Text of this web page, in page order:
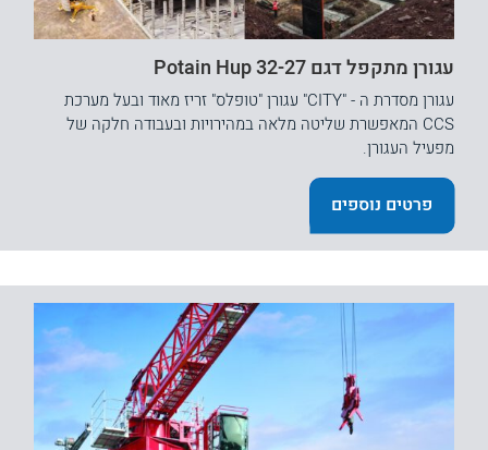
עגורן מתקפל דגם Potain Hup 32-27
עגורן מסדרת ה - "CITY" עגורן "טופלס" זריז מאוד ובעל מערכת
CCS המאפשרת שליטה מלאה במהירויות ובעבודה חלקה של
מפעיל העגורן.
פרטים נוספים